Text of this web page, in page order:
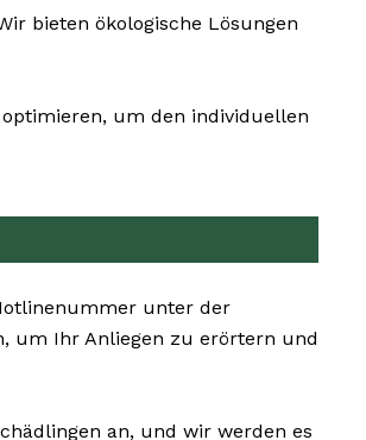
bieten ökologische Lösungen
um den individuellen
unter der
um Ihr Anliegen zu erörtern und
an, und wir werden es